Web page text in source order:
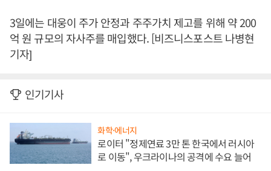
3일에는 대웅이 주가 안정과 주주가치 제고를 위해 약 200
억 원 규모의 자사주를 매입했다. [비즈니스포스트 나병현
기자]
인기기사
화학·에너지
로이터 "정제연료 3만 톤 한국에서 러시아
로 이동", 우크라이나의 공격에 수요 늘어